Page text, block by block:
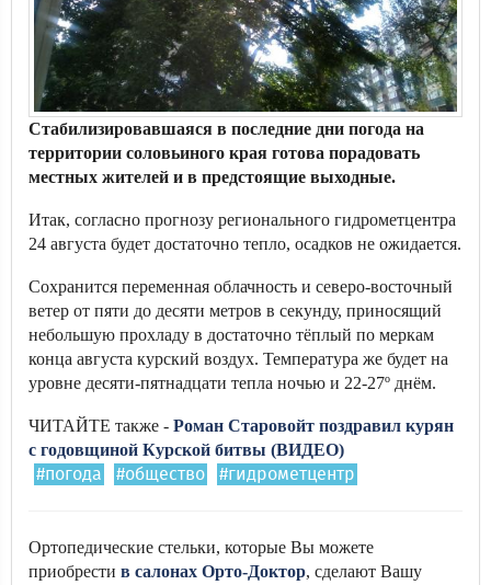
Стабилизировавшаяся в последние дни погода на
территории соловьиного края готова порадовать
местных жителей и в предстоящие выходные.
Итак, согласно прогнозу регионального гидрометцентра
24 августа будет достаточно тепло, осадков не ожидается.
Сохранится переменная облачность и северо-восточный
ветер от пяти до десяти метров в секунду, приносящий
небольшую прохладу в достаточно тёплый по меркам
конца августа курский воздух. Температура же будет на
уровне десяти-пятнадцати тепла ночью и 22-27º днём.
ЧИТАЙТЕ также - Роман Старовойт поздравил курян
с годовщиной Курской битвы (ВИДЕО)
#погода #общество #гидрометцентр
Ортопедические стельки, которые Вы можете
приобрести в салонах Орто-Доктор, сделают Вашу